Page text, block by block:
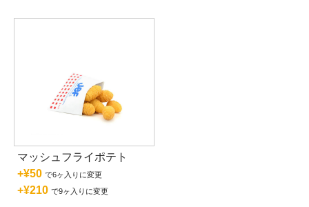
マッシュフライポテト
+¥50 で6ヶ入りに変更
+¥210 で9ヶ入りに変更